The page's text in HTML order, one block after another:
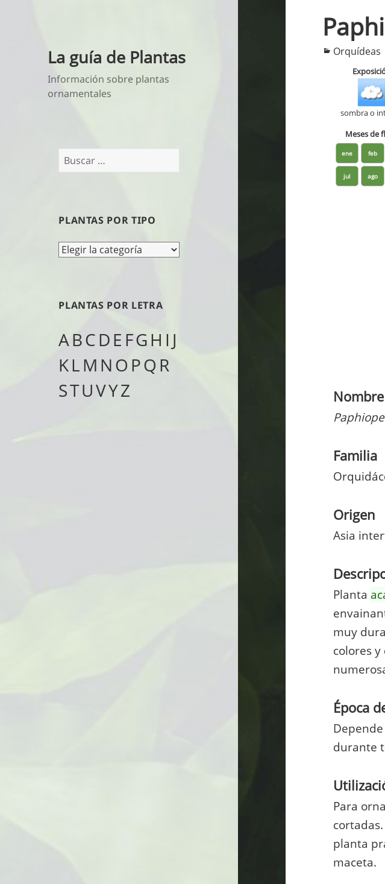
La guía de Plantas
Información sobre plantas
ornamentales
Buscar:
PLANTAS POR TIPO
Plantas
PLANTAS POR LETRA
ABCDE FGH I J
KLM NO PQ R
STUVYZ
Categorías
Orquídeas
sombra o
Meses de
ene feb
jul ago
Familia
Origen
Asia
Planta
muy
colores y
Época
durante
Para
planta
maceta.